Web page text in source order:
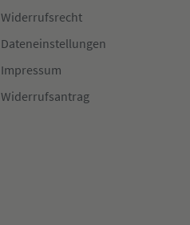
Widerrufsrecht
Dateneinstellungen
Impressum
Widerrufsantrag